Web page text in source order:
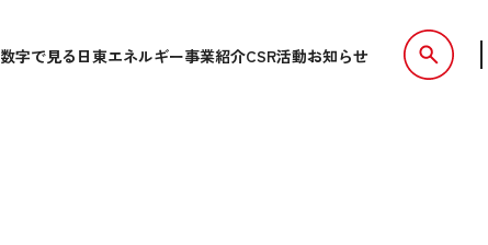
数字で見る日東エネルギー事業紹介CSR活動お知らせ